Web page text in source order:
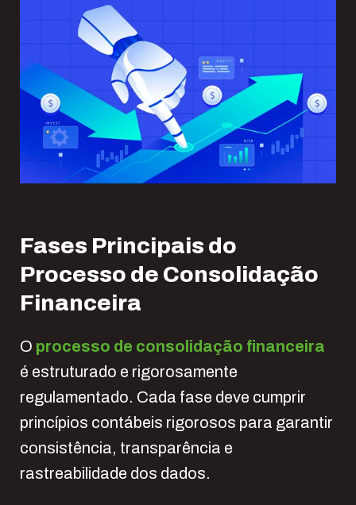
Fases Principais do
Processo de Consolidação
Financeira
O processo de consolidação financeira
é estruturado e rigorosamente
regulamentado. Cada fase deve cumprir
princípios contábeis rigorosos para garantir
consistência, transparência e
rastreabilidade dos dados.